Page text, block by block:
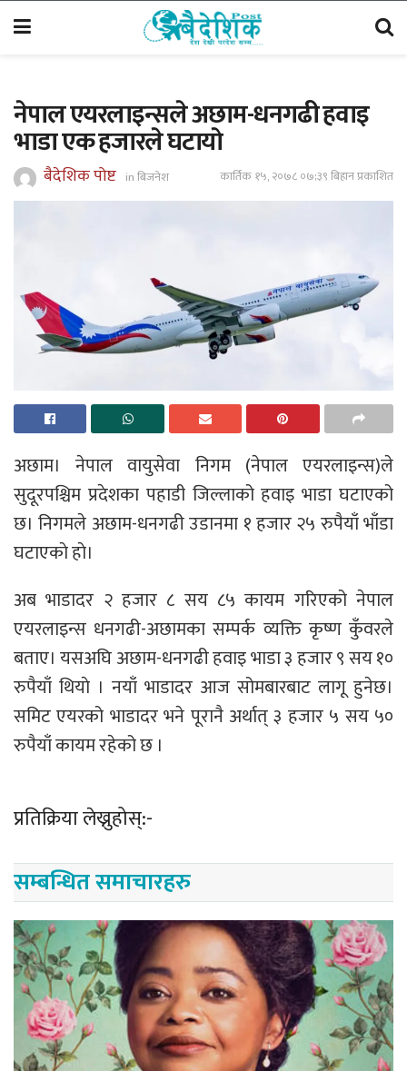
नेपाल एयरलाइन्सले अछाम-धनगढी हवाइ
भाडा एक हजारले घटायाे
बैदेशिक पोष्ट inबिजनेश कार्तिक १५, २०७८ ०७;३९ बिहान प्रकाशित
अछाम। नेपाल वायुसेवा निगम (नेपाल एयरलाइन्स)ले
सुदूरपश्चिम प्रदेशका पहाडी जिल्लाको हवाइ भाडा घटाएको
छ। निगमले अछाम-धनगढी उडानमा १ हजार २५ रुपैयाँ भाँडा
घटाएकाे हाे।
अब भाडादर २ हजार ८ सय ८५ कायम गरिएको नेपाल
एयरलाइन्स धनगढी-अछामका सम्पर्क व्यक्ति कृष्ण कुँवरले
बताए। यसअघि अछाम-धनगढी हवाइ भाडा ३ हजार ९ सय १०
रुपैयाँ थियाे । नयाँ भाडादर आज सोमबारबाट लागू हुनेछ।
समिट एयरको भाडादर भने पूरानै अर्थात् ३ हजार ५ सय ५०
रुपैयाँ कायम रहेको छ ।
प्रतिक्रिया लेख्नुहोस्:-
सम्बन्धित समाचारहरु